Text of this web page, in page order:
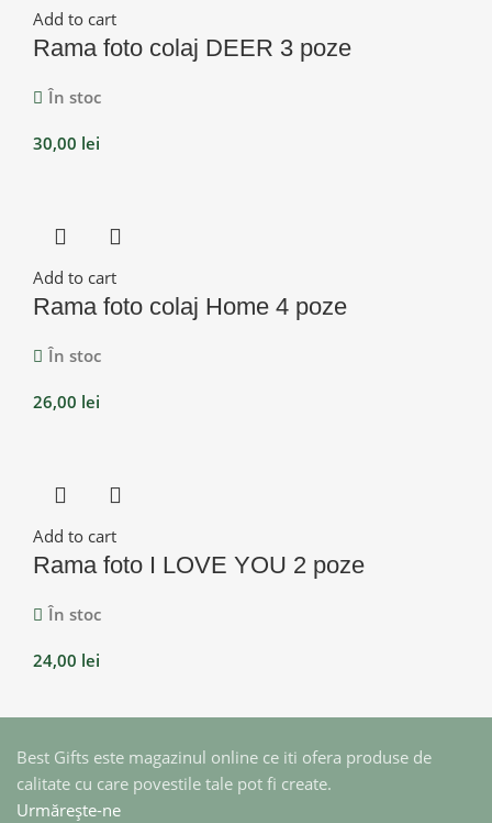
Add to cart
Rama foto colaj DEER 3 poze
În stoc
30,00 lei
Add to cart
Rama foto colaj Home 4 poze
În stoc
26,00 lei
Add to cart
Rama foto I LOVE YOU 2 poze
În stoc
24,00 lei
Best Gifts este magazinul online ce iti ofera produse de
calitate cu care povestile tale pot fi create.
Urmărește-ne